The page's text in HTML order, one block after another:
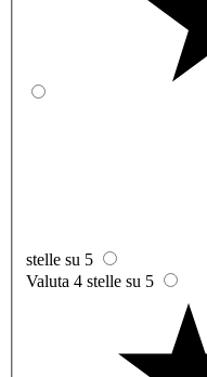
stelle su 5
Valuta 4 stelle su 5